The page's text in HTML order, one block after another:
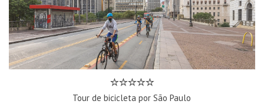
Tour de bicicleta por São Paulo